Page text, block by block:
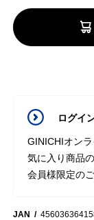
ログイ
GINICHIオン
気に入り商品
会員様限定の
JAN